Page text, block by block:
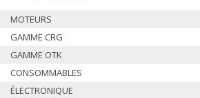
MOTEURS
GAMME CRG
GAMME OTK
CONSOMMABLES
ÉLECTRONIQUE